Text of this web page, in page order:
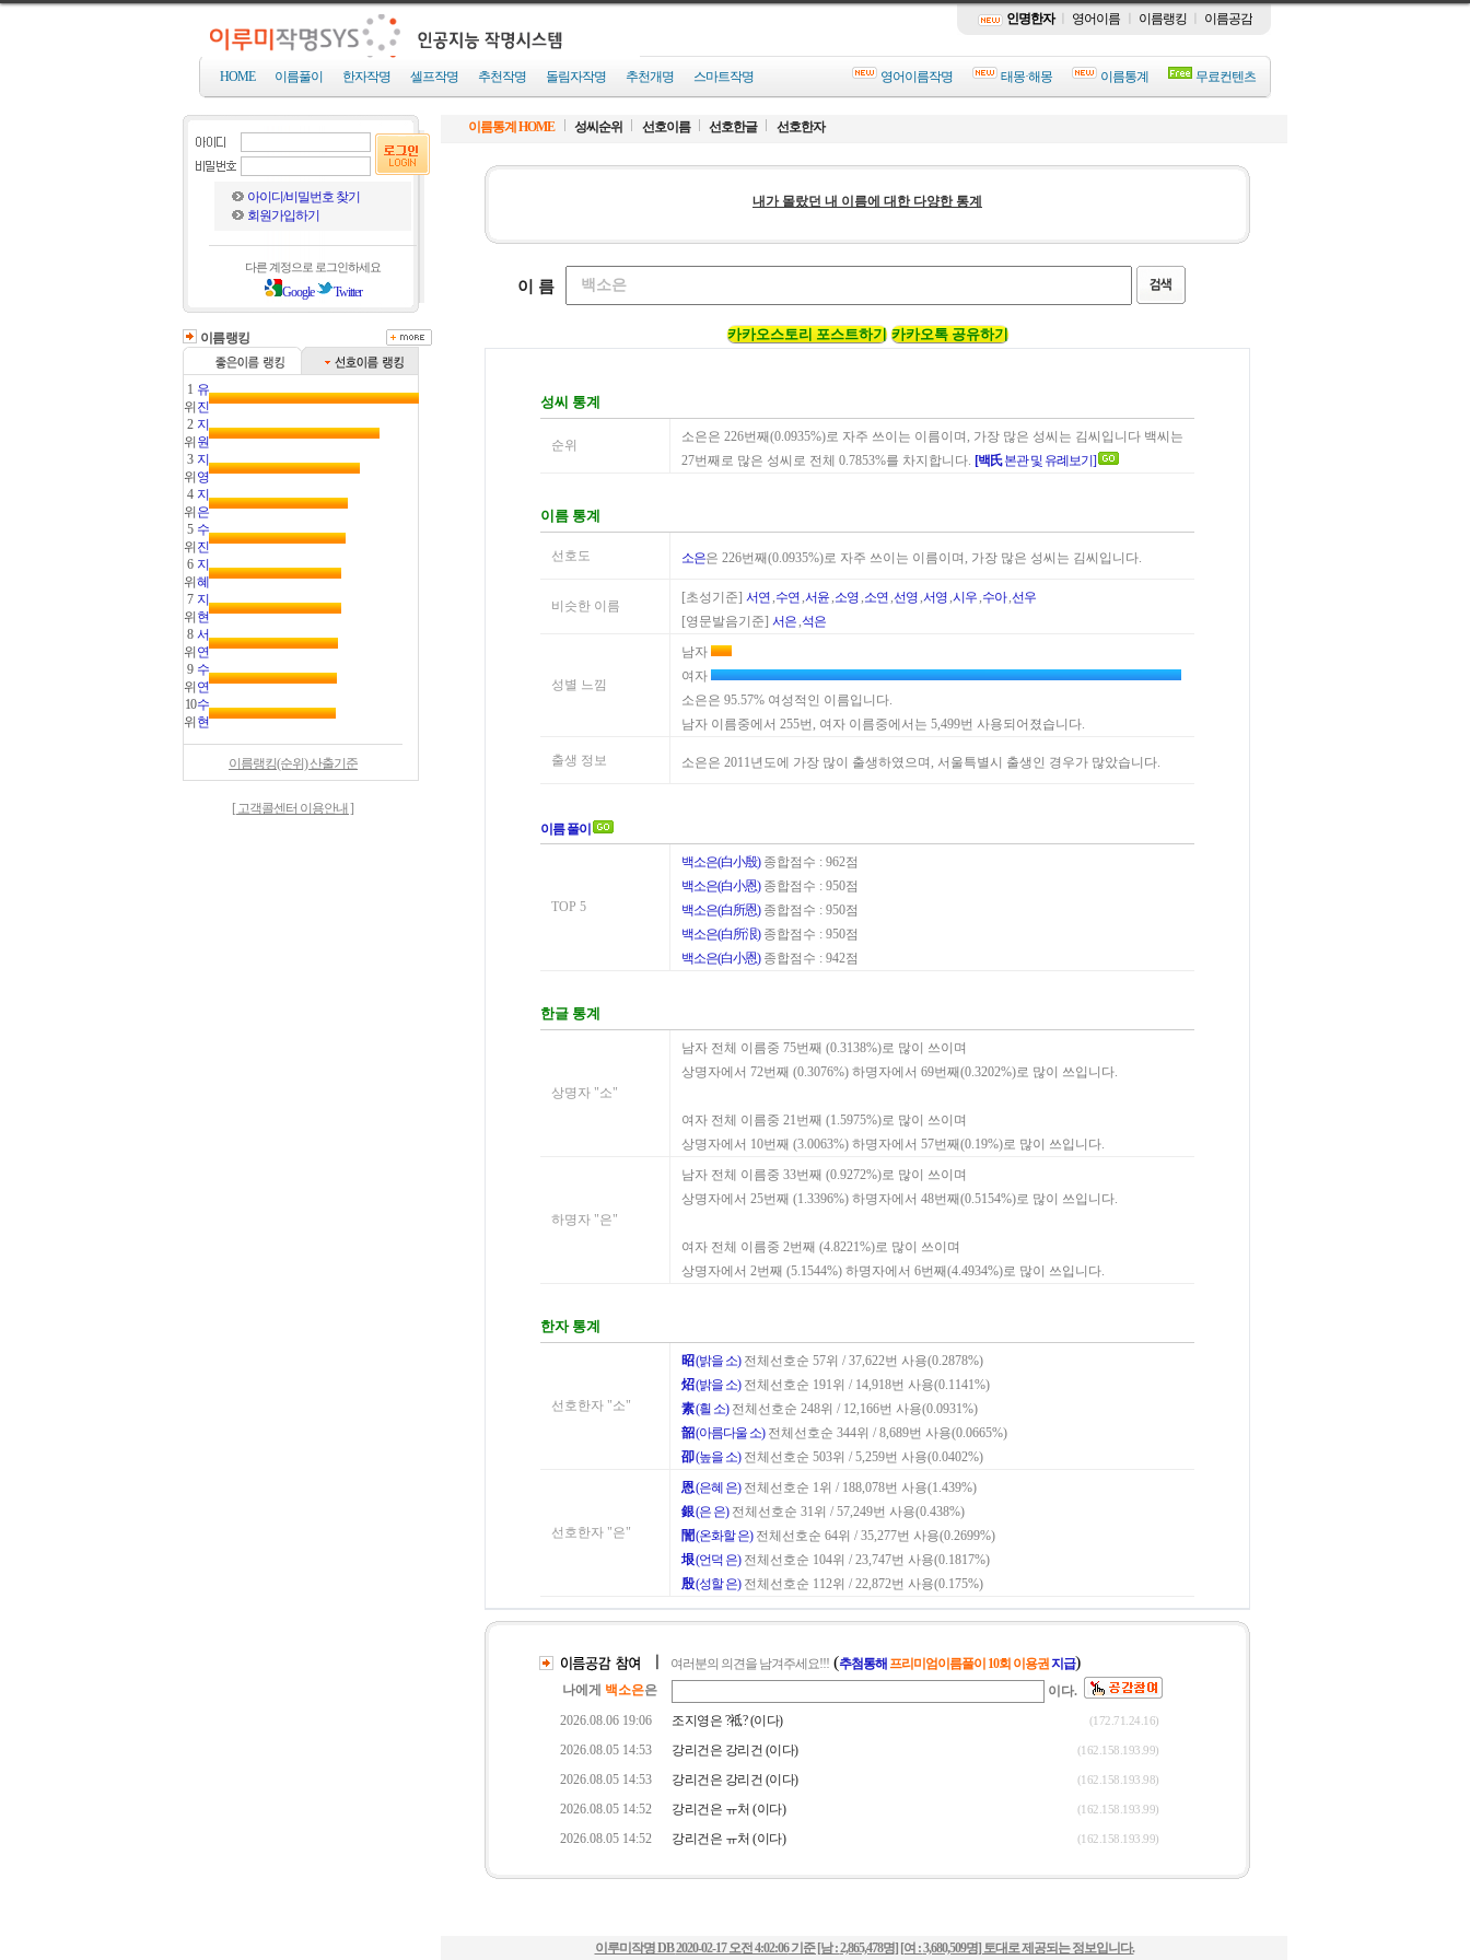
인명한자 영어이름 이름랭킹 이름공감
HOME 이름풀이 한자작명 셀프작명 추천작명 돌림자작명 추천개명 스마트작명 영어이름작명 태몽·해몽 이름통계 무료컨텐츠
아이디/비밀번호 찾기
회원가입하기
다른 계정으로 로그인하세요
Google Twitter
이름랭킹
1
위
유
진
2
위
지
원
3
위
지
영
4
위
지
은
5
위
수
진
6
위
지
혜
7
위
지
현
8
위
서
연
9
위
수
연
10
위
수
현
이름랭킹(순위) 산출기준
[ 고객콜센터 이용안내 ]
이름통계 HOME 성씨순위 선호이름 선호한글 선호한자
이루미작명 DB2020-02-17 오전 4:02:06기준 [남 :2,865,478명] [여 :3,680,509명] 토대로 제공되는 정보입니다.